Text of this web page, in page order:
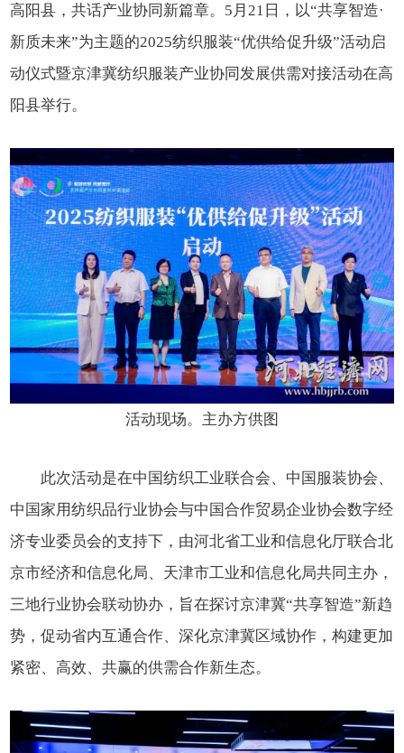
高阳县，共话产业协同新篇章。5月21日，以“共享智造·
新质未来”为主题的2025纺织服装“优供给促升级”活动启
动仪式暨京津冀纺织服装产业协同发展供需对接活动在高
阳县举行。
活动现场。主办方供图
此次活动是在中国纺织工业联合会、中国服装协会、
中国家用纺织品行业协会与中国合作贸易企业协会数字经
济专业委员会的支持下，由河北省工业和信息化厅联合北
京市经济和信息化局、天津市工业和信息化局共同主办，
三地行业协会联动协办，旨在探讨京津冀“共享智造”新趋
势，促动省内互通合作、深化京津冀区域协作，构建更加
紧密、高效、共赢的供需合作新生态。